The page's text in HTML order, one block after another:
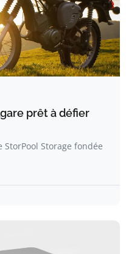
prêt à défier
StorPool Storage fondée